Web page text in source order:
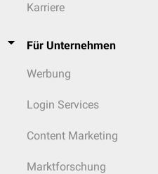
Karriere
Für Unternehmen
Werbung
Login Services
Content Marketing
Marktforschung